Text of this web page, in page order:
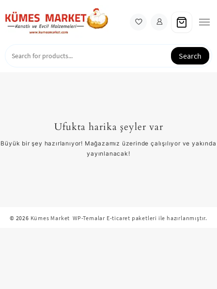
to
content
Search
Ufukta harika şeyler var
Büyük bir şey hazırlanıyor! Mağazamız üzerinde çalışılıyor ve yakında
yayınlanacak!
© 2026 Kümes Market WP-Temalar E-ticaret paketleri ile hazırlanmıştır.